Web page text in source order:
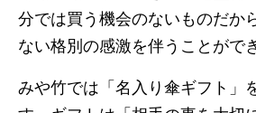
分では買う機会のないものだか
ない格別の感激を伴うことがで
みや竹では「名入り傘ギフト」